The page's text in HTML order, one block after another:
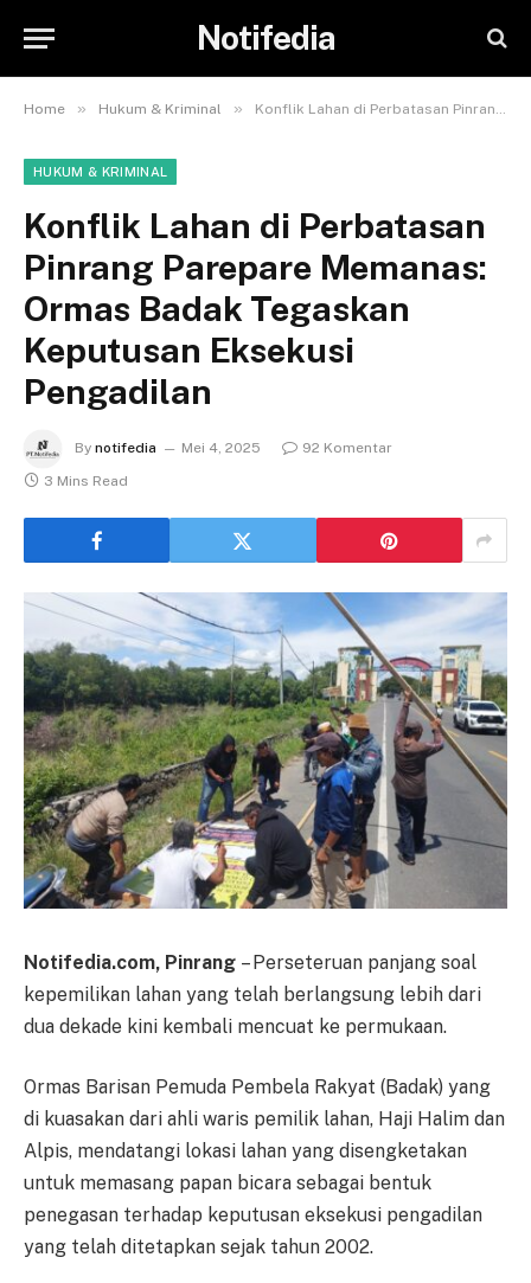
Notifedia
Home » Hukum & Kriminal » Konflik Lahan di Perbatasan Pinrang Parepare Memanas: Ormas Badak Tegaskan Keputusan Eksekusi Pengadilan
HUKUM & KRIMINAL
Konflik Lahan di Perbatasan
Pinrang Parepare Memanas:
Ormas Badak Tegaskan
Keputusan Eksekusi
Pengadilan
By notifedia Mei 4, 2025
92 Komentar
3 Mins Read
Notifedia.com, Pinrang – Perseteruan panjang soal
kepemilikan lahan yang telah berlangsung lebih dari
dua dekade kini kembali mencuat ke permukaan.
Ormas Barisan Pemuda Pembela Rakyat (Badak) yang
di kuasakan dari ahli waris pemilik lahan, Haji Halim dan
Alpis, mendatangi lokasi lahan yang disengketakan
untuk memasang papan bicara sebagai bentuk
penegasan terhadap keputusan eksekusi pengadilan
yang telah ditetapkan sejak tahun 2002.